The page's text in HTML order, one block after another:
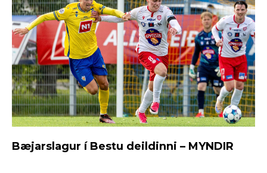
Bæjarslagur í Bestu deildinni – MYNDIR